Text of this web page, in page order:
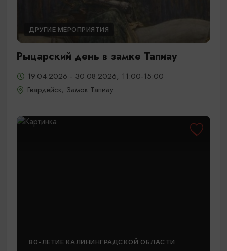
ДРУГИЕ МЕРОПРИЯТИЯ
Рыцарский день в замке Тапиау
19.04.2026 - 30.08.2026, 11:00-15:00
Гвардейск, Замок Тапиау
80-ЛЕТИЕ КАЛИНИНГРАДСКОЙ ОБЛАСТИ